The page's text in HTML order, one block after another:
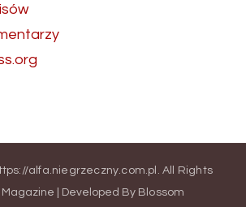
alfa.niegrzeczny.com.pl . All Rights
Magazine | Developed By Blossom